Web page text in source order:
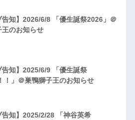
告知】2026/6/8 「優生誕祭2026」＠
王のお知らせ
告知】2025/6/9 「優生誕祭
！」＠巣鴨獅子王のお知らせ
告知】2025/2/28 「神谷英希